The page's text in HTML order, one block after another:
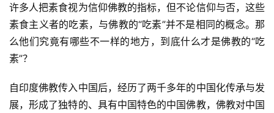
许多人把素食视为信仰佛教的指标，但不论信仰与否，这些
素食主义者的吃素，与佛教的“吃素”并不是相同的概念。那
么他们究竟有哪些不一样的地方，到底什么才是佛教的“吃
素”？
自印度佛教传入中国后，经历了两千多年的中国化传承与发
展，形成了独特的、具有中国特色的中国佛教，佛教对中国